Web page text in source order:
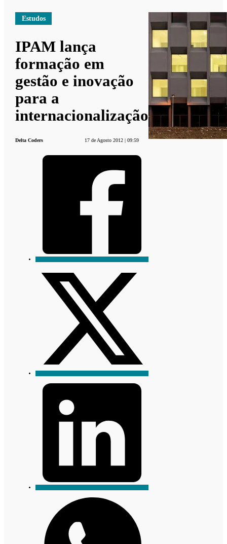
Estudos
IPAM lança
formação em
gestão e inovação
para a
internacionalização
Delta Coders 17 de Agosto 2012 | 09:59